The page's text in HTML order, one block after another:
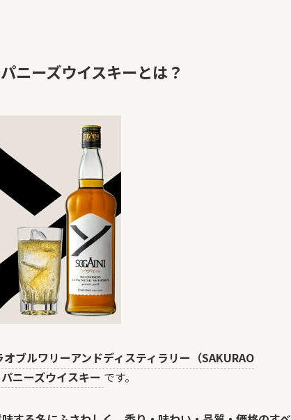
ニーズウイスキーとは？
ブルワリーアンドディスティラリー（SAKURAO
ニーズウイスキー です。